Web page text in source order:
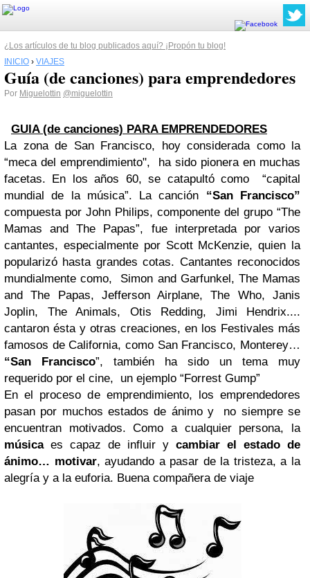
¿Los artículos de tu blog publicados aquí? ¡Propón tu blog!
INICIO › VIAJES
Guía (de canciones) para emprendedores
Por Miguelottin @miguelottin
GUIA (de canciones) PARA EMPRENDEDORES
La zona de San Francisco, hoy considerada como la
“meca del emprendimiento", ha sido pionera en muchas
facetas. En los años 60, se catapultó como “capital
mundial de la música”. La canción “San Francisco”
compuesta por John Philips, componente del grupo “The
Mamas and The Papas”, fue interpretada por varios
cantantes, especialmente por Scott McKenzie, quien la
popularizó hasta grandes cotas. Cantantes reconocidos
mundialmente como, Simon and Garfunkel, The Mamas
and The Papas, Jefferson Airplane, The Who, Janis
Joplin, The Animals, Otis Redding, Jimi Hendrix....
cantaron ésta y otras creaciones, en los Festivales más
famosos de California, como San Francisco, Monterey…
“San Francisco”, también ha sido un tema muy
requerido por el cine, un ejemplo “Forrest Gump”
En el proceso de emprendimiento, los emprendedores
pasan por muchos estados de ánimo y no siempre se
encuentran motivados. Como a cualquier persona, la
músicaes capaz de influir y cambiar el estado de
ánimo… motivar, ayudando a pasar de la tristeza, a la
alegría y a la euforia. Buena compañera de viaje